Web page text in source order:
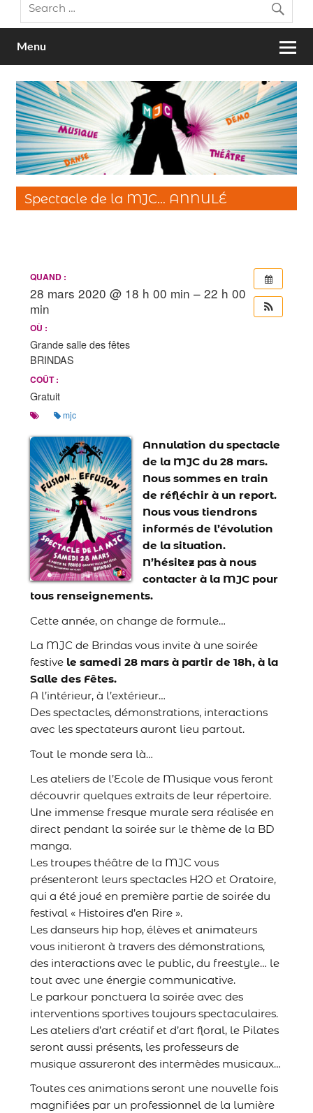
Menu
Spectacle de la MJC… ANNULÉ
QUAND :
28 mars 2020 @ 18 h 00 min – 22 h 00
min
OÙ :
Grande salle des fêtes
BRINDAS
COÛT :
Gratuit
mjc
Annulation du spectacle
de la MJC du 28 mars.
Nous sommes en train
de réfléchir à un report.
Nous vous tiendrons
informés de l’évolution
de la situation.
N’hésitez pas à nous
contacter à la MJC pour
tous renseignements.
Cette année, on change de formule…
La MJC de Brindas vous invite à une soirée
festive le samedi 28 mars à partir de 18h, à la
Salle des Fêtes.
A l’intérieur, à l’extérieur…
Des spectacles, démonstrations, interactions
avec les spectateurs auront lieu partout.
Tout le monde sera là…
Les ateliers de l’Ecole de Musique vous feront
découvrir quelques extraits de leur répertoire.
Une immense fresque murale sera réalisée en
direct pendant la soirée sur le thème de la BD
manga.
Les troupes théâtre de la MJC vous
présenteront leurs spectacles H2O et Oratoire,
qui a été joué en première partie de soirée du
festival « Histoires d’en Rire ».
Les danseurs hip hop, élèves et animateurs
vous initieront à travers des démonstrations,
des interactions avec le public, du freestyle… le
tout avec une énergie communicative.
Le parkour ponctuera la soirée avec des
interventions sportives toujours spectaculaires.
Les ateliers d’art créatif et d’art floral, le Pilates
seront aussi présents, les professeurs de
musique assureront des intermèdes musicaux…
Toutes ces animations seront une nouvelle fois
magnifiées par un professionnel de la lumière